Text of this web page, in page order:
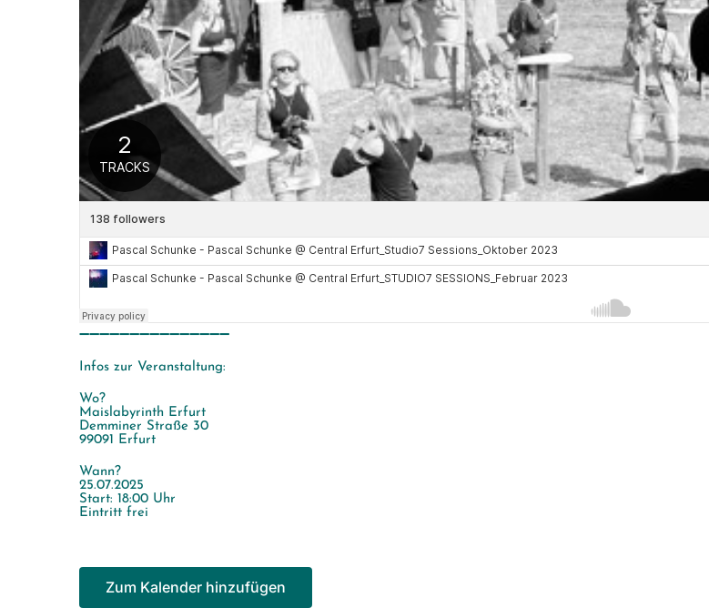
➖➖➖➖➖➖➖➖➖➖➖➖➖➖➖
Infos zur Veranstaltung:
Wo?
Maislabyrinth Erfurt
Demminer Straße 30
99091 Erfurt
Wann?
25.07.2025
Start: 18:00 Uhr
Eintritt frei
Zum Kalender hinzufügen